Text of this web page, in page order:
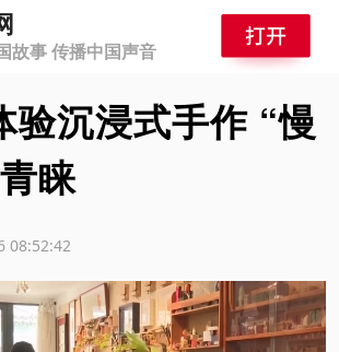
故事 传播中国声音
验沉浸式手作 “慢
睐
08:52:42